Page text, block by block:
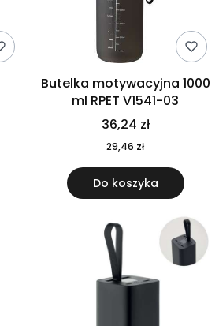
Butelka motywacyjna 1000
ml RPET V1541-03
36,24 zł
29,46 zł
Do koszyka